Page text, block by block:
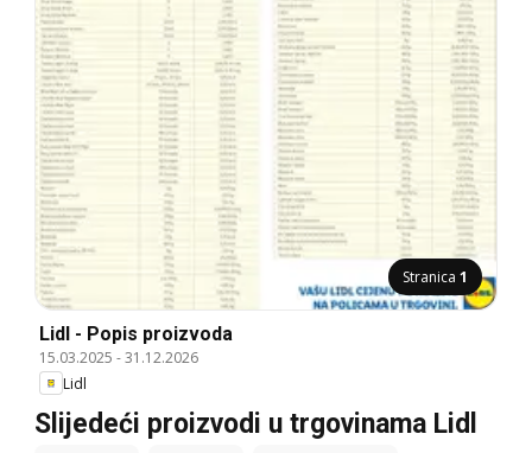
Stranica 1
Lidl - Popis proizvoda
15.03.2025 -31.12.2026
Lidl
Slijedeći proizvodi u trgovinama Lidl